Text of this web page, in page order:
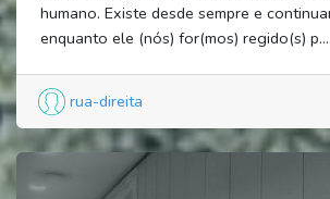
humano. Existe desde sempre e
enquanto ele (nós) for(mos) regido(s) p...
rua-direita